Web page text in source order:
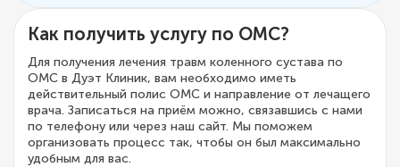
Как получить услугу по ОМС?
Для получения лечения травм коленного сустава по
ОМС в Дуэт Клиник, вам необходимо иметь
действительный полис ОМС и направление от лечащего
врача. Записаться на приём можно, связавшись с нами
по телефону или через наш сайт. Мы поможем
организовать процесс так, чтобы он был максимально
удобным для вас.